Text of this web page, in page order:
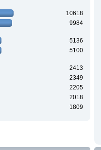
10618
9984
5136
5100
2413
2349
2205
2018
1809